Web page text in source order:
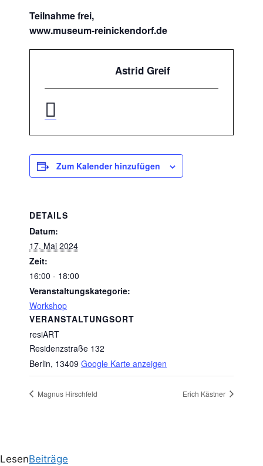
Teilnahme frei,
www.museum-reinickendorf.de
Astrid Greif
Zum Kalender hinzufügen
DETAILS
Datum:
17. Mai 2024
Zeit:
16:00 - 18:00
Veranstaltungskategorie:
Workshop
VERANSTALTUNGSORT
resiART
Residenzstraße 132
Berlin, 13409 Google Karte anzeigen
Magnus Hirschfeld Erich Kästner
LesenBeiträge